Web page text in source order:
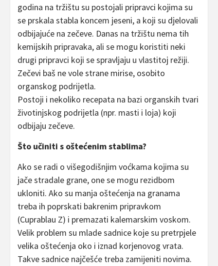
godina na tržištu su postojali pripravci kojima su
se prskala stabla koncem jeseni, a koji su djelovali
odbijajuće na zečeve. Danas na tržištu nema tih
kemijskih pripravaka, ali se mogu koristiti neki
drugi pripravci koji se spravljaju u vlastitoj režiji.
Zečevi baš ne vole strane mirise, osobito
organskog podrijetla.
Postoji i nekoliko recepata na bazi organskih tvari
životinjskog podrijetla (npr. masti i loja) koji
odbijaju zečeve.
Što učiniti s oštećenim stablima?
Ako se radi o višegodišnjim voćkama kojima su
jače stradale grane, one se mogu rezidbom
ukloniti. Ako su manja oštećenja na granama
treba ih poprskati bakrenim pripravkom
(Cuprablau Z) i premazati kalemarskim voskom.
Velik problem su mlade sadnice koje su pretrpjele
velika oštećenja oko i iznad korjenovog vrata.
Takve sadnice najčešće treba zamijeniti novima.